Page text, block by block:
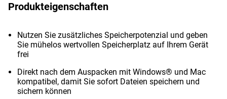
Produkteigenschaften
Nutzen Sie zusätzliches Speicherpotenzial und geben
Sie mühelos wertvollen Speicherplatz auf Ihrem Gerät
frei
Direkt nach dem Auspacken mit Windows® und Mac
kompatibel, damit Sie sofort Dateien speichern und
sichern können